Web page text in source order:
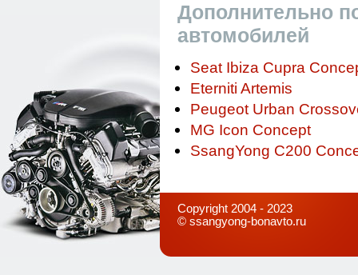
Дополнительно
автомобилей
Seat Ibiza Cupra
Eterniti Artemis
Peugeot Urban
MG Icon Concept
SsangYong C200
Copyright 2004 - 2023
© ssangyong-bonavto.ru